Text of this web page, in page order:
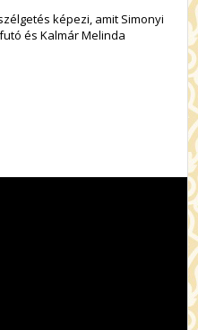
képezi, amit Simonyi
és Kalmár Melinda